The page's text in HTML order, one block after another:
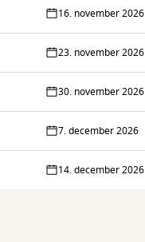
16. november 2026
23. november 2026
30. november 2026
7. december 2026
14. december 2026